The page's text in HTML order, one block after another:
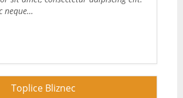
neque…
Toplice Bliznec